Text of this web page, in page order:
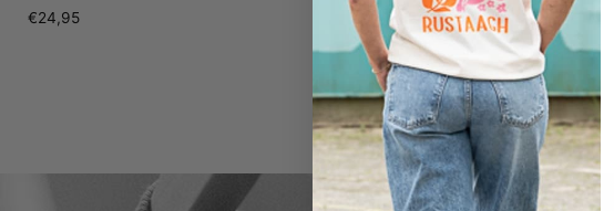
€24,95 24,95